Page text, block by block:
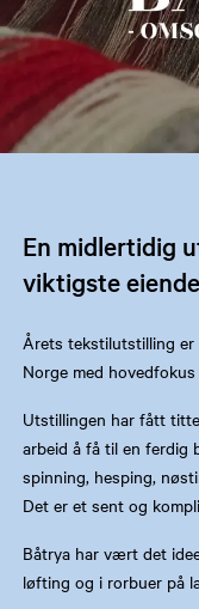
En midlertidig
viktigste
Årets tekstilutstilling er
Norge med hovedfokus
Utstillingen har fått
arbeid å få til en ferdig
spinning, hesping,
Det er et sent og
Båtrya har vært det
løfting og i rorbuer på